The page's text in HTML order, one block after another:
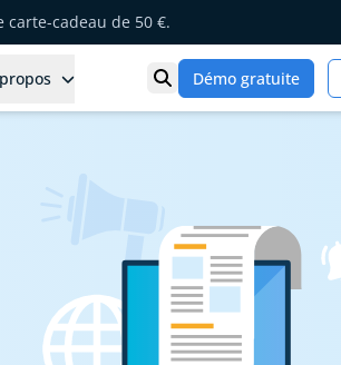
cadeau de 50 €.
Ouvrir la recherche
Démo gratuite